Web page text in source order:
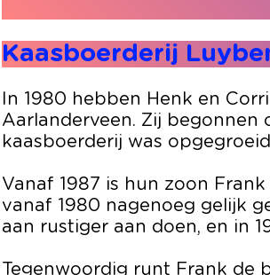
a
a
s
b
o
r
d
e
i
r
K
a
a
s
o
e
r
e
Kaasboerderij
In 1980 hebben Henk en
Aarlanderveen. Zij begonnen
kaasboerderij was
Vanaf 1987 is hun zoon
vanaf 1980 nagenoeg gelijk
aan rustiger aan doen, en in
Tegenwoordig runt Frank de